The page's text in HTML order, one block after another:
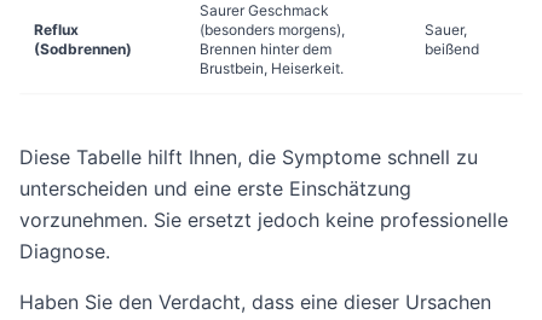
Reflux
(Sodbrennen)
Saurer Geschmack
(besonders morgens),
Brennen hinter dem
Brustbein, Heiserkeit.
Sauer,
beißend
Diese Tabelle hilft Ihnen, die Symptome schnell zu
unterscheiden und eine erste Einschätzung
vorzunehmen. Sie ersetzt jedoch keine professionelle
Diagnose.
Haben Sie den Verdacht, dass eine dieser Ursachen